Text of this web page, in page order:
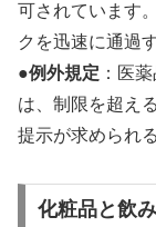
可されています
クを迅速に通過
●例外規定 ：医
は、制限を超え
提示が求められ
化粧品と飲